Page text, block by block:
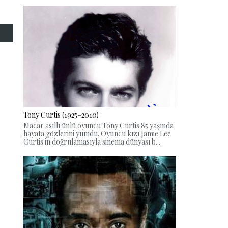
Tony Curtis (1925–2010)
Macar asıllı ünlü oyuncu Tony Curtis 85 yaşında
hayata gözlerini yumdu. Oyuncu kızı Jamie Lee
Curtis'in doğrulamasıyla sinema dünyası b...